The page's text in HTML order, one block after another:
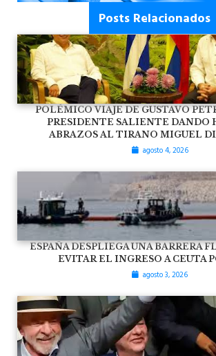
Posts Relacionados
POLÉMICO VIAJE DE GUSTAVO
PRESIDENTE SALIENTE DANDO
ABRAZOS AL TIRANO MIGUEL
agosto 4, 2026
ESPAÑA DESPLIEGA UNA BARRERA
EVITAR EL INGRESO A CEUTA
agosto 3, 2026